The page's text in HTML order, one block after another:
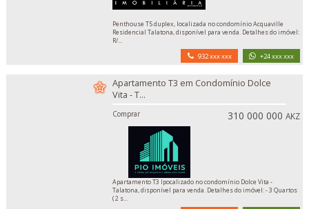
Penthouse T5 duplex, localizada no condomínio Acquaville
Residencial Talatona, disponível para venda. Detalhes do imóvel:
R/...
932 xxx xxx +24 xxx xxx
Apartamento T3 em Condomínio Dolce
Vita - T...
Comprar 310 000 000AKZ
Apartamento T3 lpocalizado no condomínio Dolce Vita -
Talatona, disponível para venda. Detalhes do imóvel: - 3 Quartos
( 2 s...